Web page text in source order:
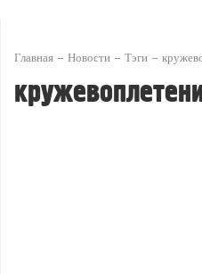
Главная Новости Тэги